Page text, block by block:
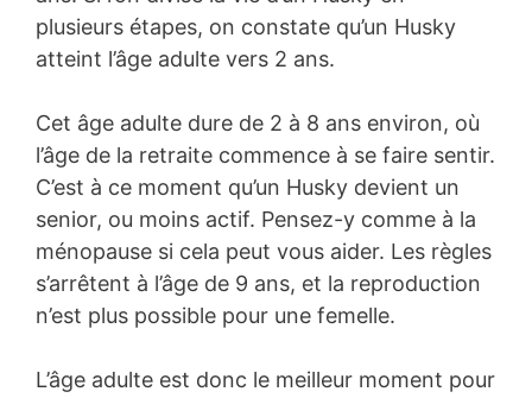
plusieurs étapes, on constate qu’un Husky
atteint l’âge adulte vers 2 ans.
Cet âge adulte dure de 2 à 8 ans environ, où
l’âge de la retraite commence à se faire sentir.
C’est à ce moment qu’un Husky devient un
senior, ou moins actif. Pensez-y comme à la
ménopause si cela peut vous aider. Les règles
s’arrêtent à l’âge de 9 ans, et la reproduction
n’est plus possible pour une femelle.
L’âge adulte est donc le meilleur moment pour